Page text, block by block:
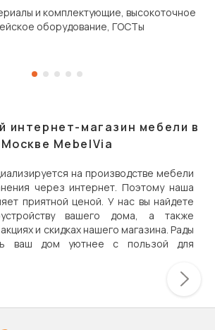
и комплектующие, высокоточное
оборудование, ГОСТы
интернет-магазин мебели в
Москве MebelVia
на производстве мебели
через интернет. Поэтому наша
приятной ценой. У нас вы найдете
вашего дома, а также
и скидках нашего магазина. Рады
ваш дом уютнее с пользой для